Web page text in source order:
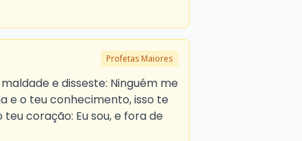
Profetas Maiores
e disseste: Ninguém me
e o teu conhecimento, isso te
teu coração: Eu sou, e fora de